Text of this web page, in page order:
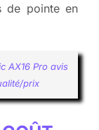
de pointe en
AX16 Pro avis
prix